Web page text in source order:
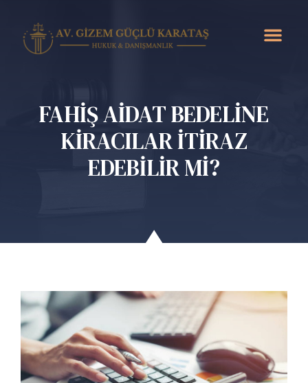
FAHİŞ AİDAT BEDELİNE
KİRACILAR İTİRAZ
EDEBİLİR Mİ?